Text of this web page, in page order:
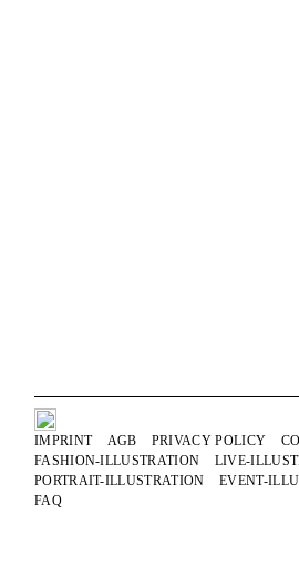
FASHION-ILLUSTRATION
LIVE-
PORTRAIT-ILLUSTRATION
EVENT-
FAQ
IMPRINT AGB PRIVACY POLICY